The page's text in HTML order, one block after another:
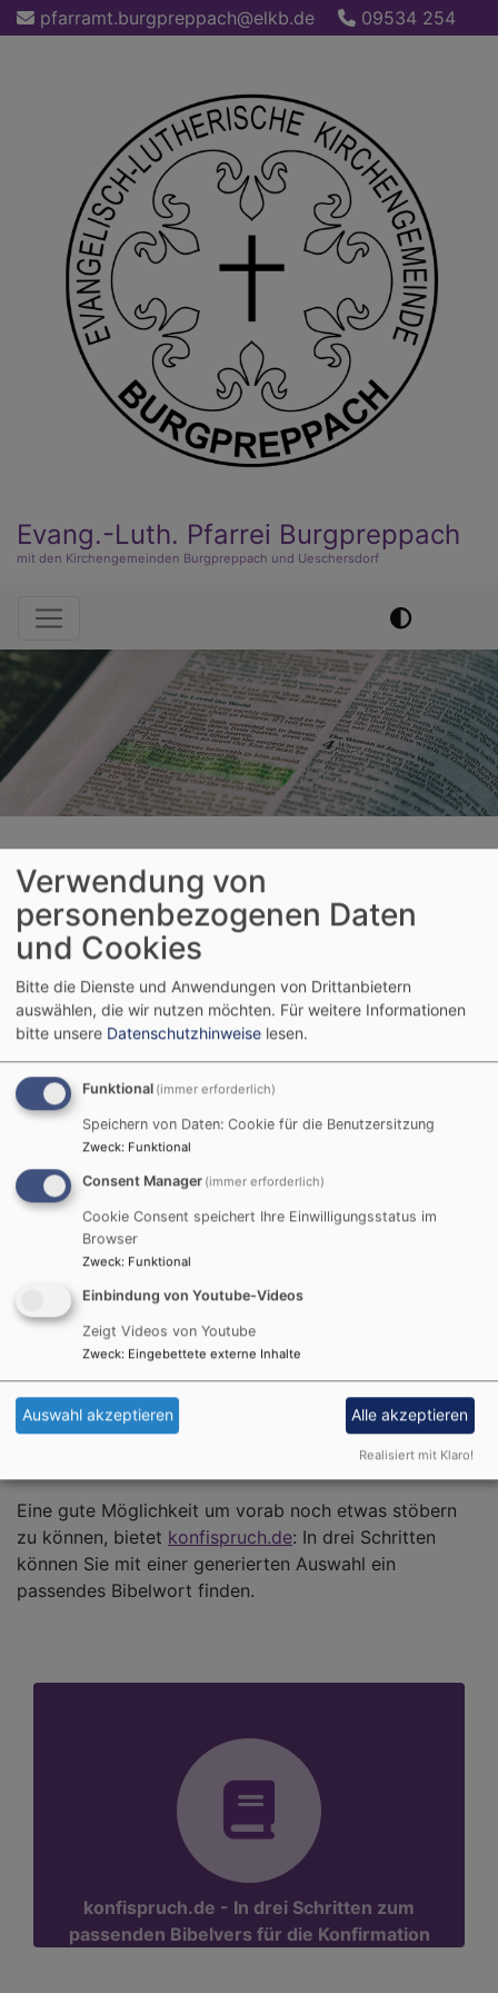
Direkt
zum
pfarramt.burgpreppach@elkb.de 09534 254
Evang.-Luth. Pfarrei Burgpreppach
mit den Kirchengemeinden Burgpreppach und Ueschersdorf
Hauptnavigation
Konfirmationsspruch
Der
Konfirmationsspruch
Es ist eine lange lutherische Tradition, dass die Bibel
eine wichtige Rolle spielt. Martin Luther hat die Heilige
Schrift ins Deutsche übersetzt, damit alle sie selbst
lesen können. Denn Gott spricht zu jeder und jedem
von uns – ganz besonders in der Bibel. Darum gibt es
zu allen wichtigen Lebensabschnitten in der Kirche ein
Bibelwort.
Für die Konfirmation suchen die Konfirmanden selbst
einen Vers aus. Dies geschieht in der Regel an einem
der Konfirmanden-Tage, an dem sie mit ausreichend
Zeit sowie Hilfe und Unterstützung einen Vers
heraussuchen. Dieser Satz soll ihren weiteren
Lebensweg wie ein Motto oder ein Leitspruch
Eine gute Möglichkeit um vorab noch etwas stöbern
zu können, bietet konfispruch.de: In drei Schritten
können Sie mit einer generierten Auswahl ein
passendes Bibelwort finden.
konfispruch.de - In drei Schritten zum
passenden Bibelvers für die Konfirmation
Verwendung von
personenbezogenen Daten
und Cookies
Bitte die Dienste und Anwendungen von Drittanbietern
auswählen, die wir nutzen möchten. Für weitere Informationen
bitte unsere Datenschutzhinweise lesen.
Funktional (immer erforderlich)
Speichern von Daten: Cookie für die Benutzersitzung
Zweck: Funktional
Consent Manager (immer erforderlich)
Cookie Consent speichert Ihre Einwilligungsstatus im
Browser
Zweck: Funktional
Einbindung von Youtube-Videos
Zeigt Videos von Youtube
Zweck: Eingebettete externe Inhalte
Auswahl akzeptieren Alle akzeptieren
Realisiert mit Klaro!